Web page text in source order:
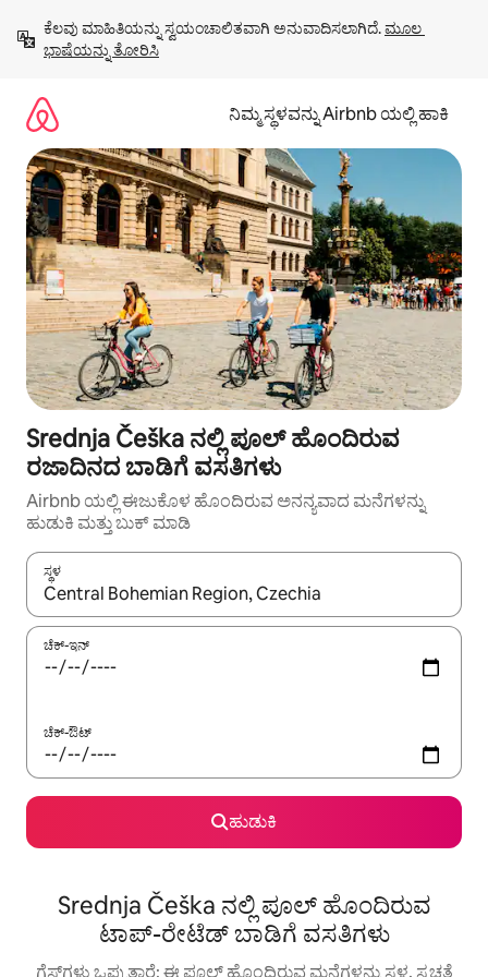
ಹೋಗಿ
ಕೆಲವು ಮಾಹಿತಿಯನ್ನು ಸ್ವಯಂಚಾಲಿತವಾಗಿ ಅನುವಾದಿಸಲಾಗಿದೆ. ಮೂಲ
ಭಾಷೆಯನ್ನು ತೋರಿಸಿ
ನಿಮ್ಮ ಸ್ಥಳವನ್ನು Airbnb ಯಲ್ಲಿ ಹಾಕಿ
Srednja Češka ನಲ್ಲಿ ಪೂಲ್ ಹೊಂದಿರುವ
ರಜಾದಿನದ ಬಾಡಿಗೆ ವಸತಿಗಳು
Airbnb ಯಲ್ಲಿ ಈಜುಕೊಳ ಹೊಂದಿರುವ ಅನನ್ಯವಾದ ಮನೆಗಳನ್ನು
ಹುಡುಕಿ ಮತ್ತು ಬುಕ್ ಮಾಡಿ
ಸ್ಥಳ
ಫಲಿತಾಂಶಗಳು ಲಭ್ಯವಿರುವಾಗ, ಅಪ್ ಮತ್ತು ಡೌನ್ ಬಾಣದ ಕೀಲಿಗಳೊಂದಿಗೆ
ಚೆಕ್-ಇನ್
ಚೆಕ್-ಔಟ್
ಹುಡುಕಿ
Srednja Češka ನಲ್ಲಿ ಪೂಲ್ ಹೊಂದಿರುವ
ಟಾಪ್-ರೇಟೆಡ್ ಬಾಡಿಗೆ ವಸತಿಗಳು
ಗೆಸ್ಟ್‌ಗಳು ಒಪ್ಪುತ್ತಾರೆ: ಈ ಪೂಲ್ ಹೊಂದಿರುವ ಮನೆಗಳನ್ನು ಸ್ಥಳ, ಸ್ವಚ್ಛತೆ